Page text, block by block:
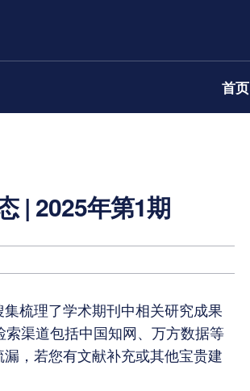
首页
| 2025年第1期
梳理了学术期刊中相关研究成果
渠道包括中国知网、万方数据等
，若您有文献补充或其他宝贵建